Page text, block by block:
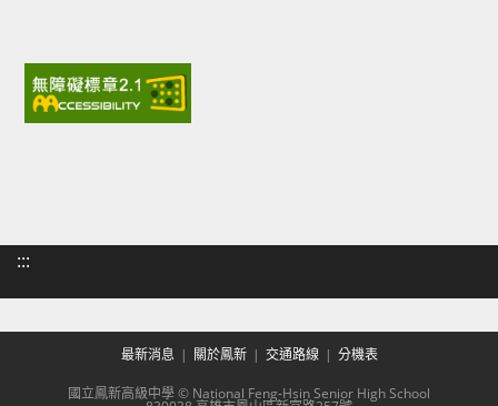
:::
最新消息 關於鳳新 交通路線 分機表
國立鳳新高級中學 © National Feng-Hsin Senior High School